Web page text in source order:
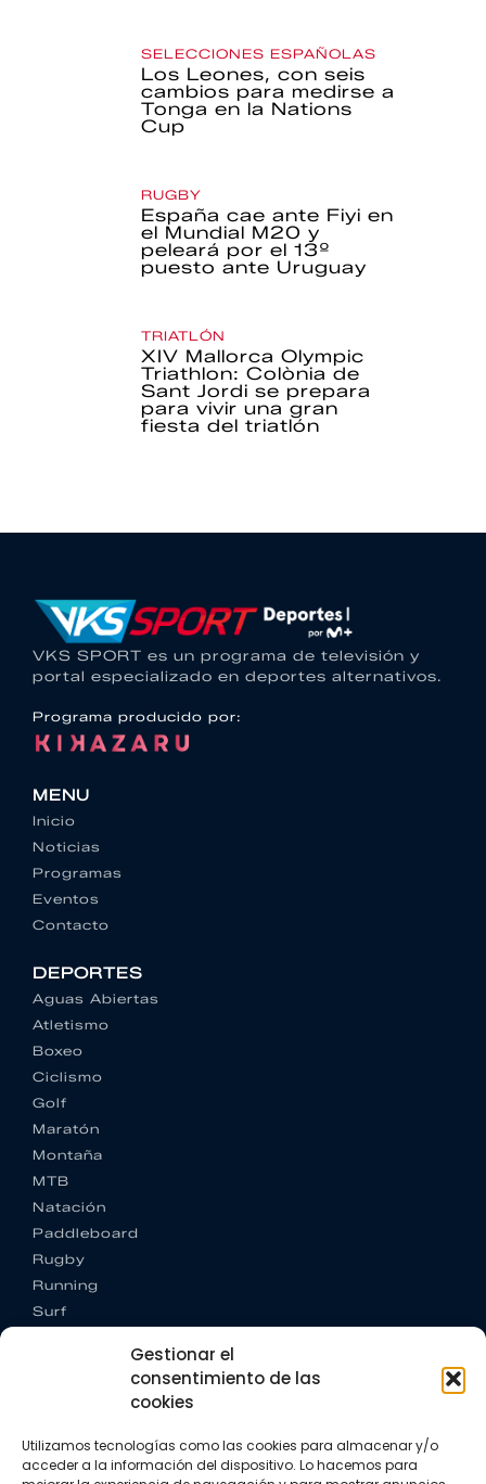
Gestionar el
consentimiento de las
cookies
Utilizamos tecnologías como las cookies para almacenar y/o
acceder a la información del dispositivo. Lo hacemos para
SELECCIONES ESPAÑOLAS
Los Leones, con seis
cambios para medirse a
Tonga en la Nations
Cup
RUGBY
España cae ante Fiyi en
el Mundial M20 y
peleará por el 13º
puesto ante Uruguay
TRIATLÓN
XIV Mallorca Olympic
Triathlon: Colònia de
Sant Jordi se prepara
para vivir una gran
fiesta del triatlón
VKS SPORT es un programa de televisión y
portal especializado en deportes alternativos.
Programa producido por:
MENU
Inicio
Noticias
Programas
Eventos
Contacto
DEPORTES
Aguas Abiertas
Atletismo
Boxeo
Ciclismo
Golf
Maratón
Montaña
MTB
Natación
Paddleboard
Rugby
Running
Surf
CONTACTO
+34 662 342 177
info@vkssport.com